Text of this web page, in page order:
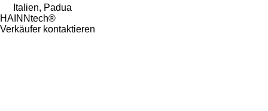
Italien, Padua
HAINNtech®
Verkäufer kontaktieren